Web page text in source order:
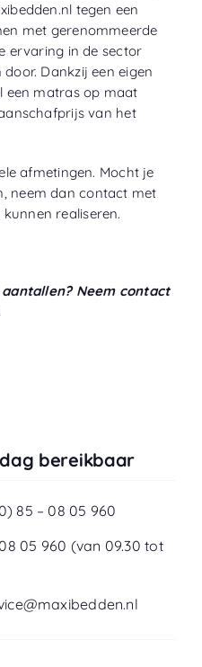
tegen een
met gerenommeerde
ervaring in de sector
Dankzij een eigen
een matras op maat
van het
afmetingen. Mocht je
neem dan contact met
realiseren.
Neem contact
bereikbaar
85 – 08 05 960
05 960 (van 09.30 tot